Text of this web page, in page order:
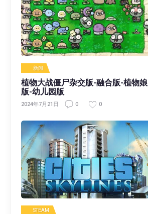
新闻
植物大战僵尸杂交版-融合版-植物娘
版-幼儿园版
2024年7月21日 0 0
STEAM